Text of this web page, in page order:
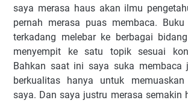
saya merasa haus akan ilmu
pernah merasa puas membaca.
terkadang melebar ke berbagai
menyempit ke satu topik sesuai
Bahkan saat ini saya suka membaca
berkualitas hanya untuk
saya. Dan saya justru merasa semakin